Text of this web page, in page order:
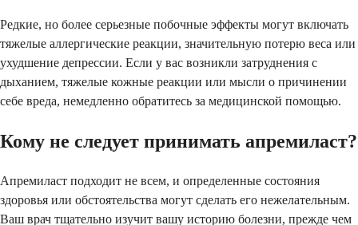
Редкие, но более серьезные побочные эффекты могут включать
тяжелые аллергические реакции, значительную потерю веса или
ухудшение депрессии. Если у вас возникли затруднения с
дыханием, тяжелые кожные реакции или мысли о причинении
себе вреда, немедленно обратитесь за медицинской помощью.
Кому не следует принимать апремиласт?
Апремиласт подходит не всем, и определенные состояния
здоровья или обстоятельства могут сделать его нежелательным.
Ваш врач тщательно изучит вашу историю болезни, прежде чем